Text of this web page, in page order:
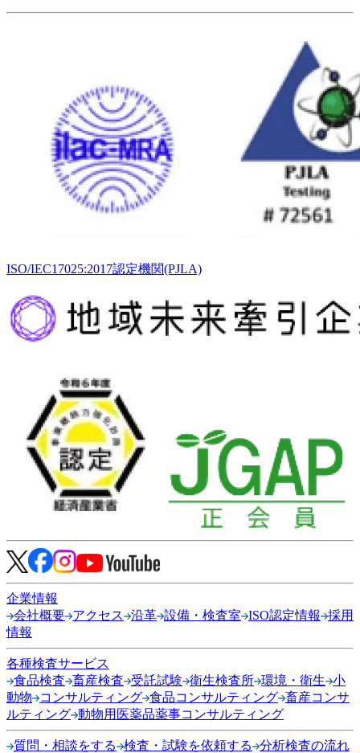
ISO/IEC17025:2017認定機関(PJLA)
企業情報
会社概要 アクセス 沿革 設備・検査室 ISO認定情報
採用
情報
各種検査サービス
食品検査 畜産検査 受託試験 衛生検査所 環境・衛生 小
動物
コンサルティング 食品コンサルティング 畜産コンサ
ルティング 動物用医薬品薬事コンサルティング
質問・相談をする 検査・試験を依頼する
分析検査の流れ